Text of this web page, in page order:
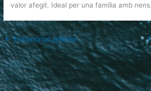
valor afegit. Ideal per una família amb
←Testimonial anterior